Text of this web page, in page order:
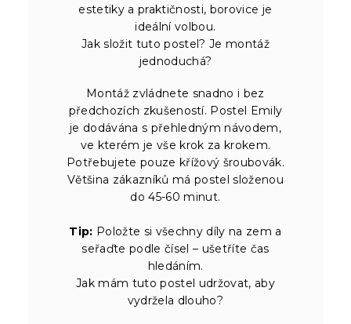
estetiky a praktičnosti, borovice je
ideální volbou.
Jak složit tuto postel? Je montáž
jednoduchá?
Montáž zvládnete snadno i bez
předchozích zkušeností. Postel Emily
je dodávána s přehledným návodem,
ve kterém je vše krok za krokem.
Potřebujete pouze křížový šroubovák.
Většina zákazníků má postel složenou
do 45-60 minut.
Tip: Položte si všechny díly na zem a
seřaďte podle čísel – ušetříte čas
hledáním.
Jak mám tuto postel udržovat, aby
vydržela dlouho?